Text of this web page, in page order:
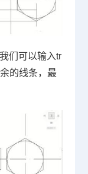
们可以输入tr
的线条，最